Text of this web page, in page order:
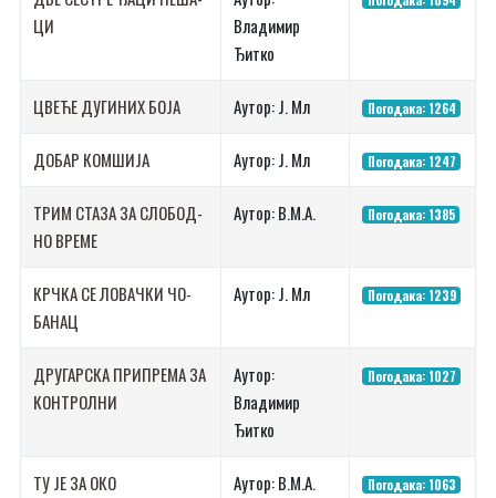
ЦИ
Владимир
Ђитко
ЦВЕ­ЋЕ ДУ­ГИ­НИХ БО­ЈА Аутор: Ј. Мл Погодака: 1264
ДО­БАР КОМ­ШИ­ЈА Аутор: Ј. Мл Погодака: 1247
ТРИМ СТА­ЗА ЗА СЛО­БОД­
НО ВРЕ­МЕ
Аутор: В.М.А. Погодака: 1385
КРЧ­КА СЕ ЛО­ВАЧ­КИ ЧО­
БА­НАЦ
Аутор: Ј. Мл Погодака: 1239
ДРУ­ГАР­СКА ПРИ­ПРЕ­МА ЗА
КОН­ТРОЛ­НИ
Аутор:
Владимир
Ђитко
Погодака: 1027
ТУ ­ЈЕ ЗА ОКО Аутор: В.М.А. Погодака: 1063